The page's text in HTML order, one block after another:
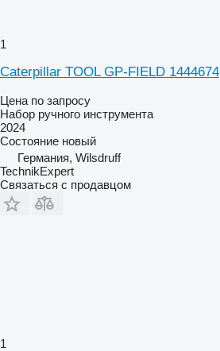
1
Caterpillar TOOL GP-FIELD 1444674
Цена по запросу
Набор ручного инструмента
2024
Состояние новый
Германия, Wilsdruff
TechnikExpert
Связаться с продавцом
1